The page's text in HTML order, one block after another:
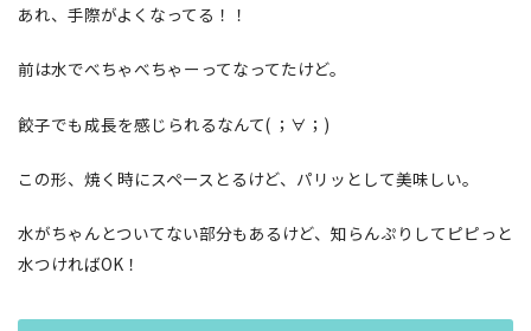
あれ、手際がよくなってる！！
前は水でべちゃべちゃーってなってたけど。
餃子でも成長を感じられるなんて( ；∀；)
この形、焼く時にスペースとるけど、パリッとして美味しい。
水がちゃんとついてない部分もあるけど、知らんぷりしてピピっと
水つければOK！